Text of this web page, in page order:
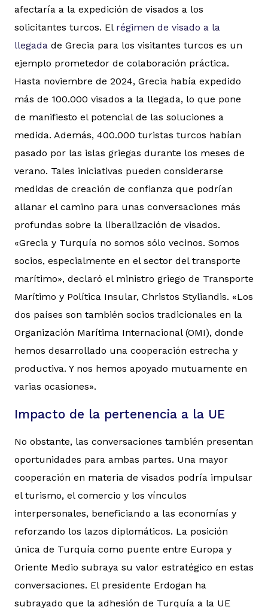
afectaría a la expedición de visados a los
solicitantes turcos. El régimen de visado a la
llegada de Grecia para los visitantes turcos es un
ejemplo prometedor de colaboración práctica.
Hasta noviembre de 2024, Grecia había expedido
más de 100.000 visados a la llegada, lo que pone
de manifiesto el potencial de las soluciones a
medida. Además, 400.000 turistas turcos habían
pasado por las islas griegas durante los meses de
verano. Tales iniciativas pueden considerarse
medidas de creación de confianza que podrían
allanar el camino para unas conversaciones más
profundas sobre la liberalización de visados.
«Grecia y Turquía no somos sólo vecinos. Somos
socios, especialmente en el sector del transporte
marítimo», declaró el ministro griego de Transporte
Marítimo y Política Insular, Christos Styliandis. «Los
dos países son también socios tradicionales en la
Organización Marítima Internacional (OMI), donde
hemos desarrollado una cooperación estrecha y
productiva. Y nos hemos apoyado mutuamente en
varias ocasiones».
Impacto de la pertenencia a la UE
No obstante, las conversaciones también presentan
oportunidades para ambas partes. Una mayor
cooperación en materia de visados podría impulsar
el turismo, el comercio y los vínculos
interpersonales, beneficiando a las economías y
reforzando los lazos diplomáticos. La posición
única de Turquía como puente entre Europa y
Oriente Medio subraya su valor estratégico en estas
conversaciones. El presidente Erdogan ha
subrayado que la adhesión de Turquía a la UE